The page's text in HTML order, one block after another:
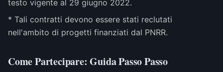
testo vigente al 29 giugno 2022.
* Tali contratti devono essere stati reclutati
nell'ambito di progetti finanziati dal PNRR.
Come Partecipare: Guida Passo Passo